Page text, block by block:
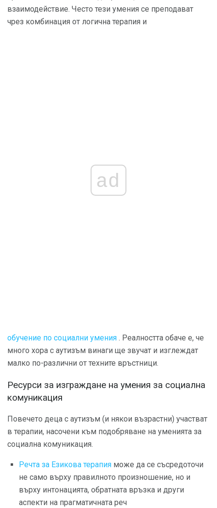
взаимодействие. Често тези умения се преподават
чрез комбинация от логична терапия и
ad
обучение по социални умения . Реалността обаче е, че
много хора с аутизъм винаги ще звучат и изглеждат
малко по-различни от техните връстници.
Ресурси за изграждане на умения за социална
комуникация
Повечето деца с аутизъм (и някои възрастни) участват
в терапии, насочени към подобряване на уменията за
социална комуникация.
Речта за Езикова терапия може да се съсредоточи
не само върху правилното произношение, но и
върху интонацията, обратната връзка и други
аспекти на прагматичната реч